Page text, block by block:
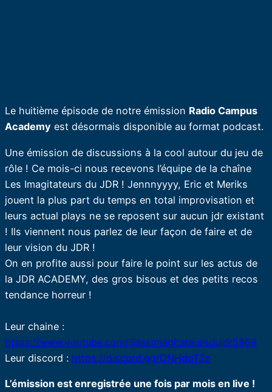
Le huitième épisode de notre émission Radio Campus
Academy est désormais disponible au format podcast.
Une émission de discussions à la cool autour du jeu de
rôle ! Ce mois-ci nous recevons l’équipe de la chaîne
Les Imagitateurs du JDR ! Jennnyyyy, Eric et Meriks
jouent la plus part du temps en total improvisation et
leurs actual plays ne se reposent sur aucun jdr existant
! Ils viennent nous parlez de leur façon de faire et de
leur vision du JDR !
On en profite aussi pour faire le point sur les actus de
la JDR ACADEMY, des gros bisous et des petits recos
tendance horreur !
Leur chaine :
https://www.youtube.com/@lesimagitateursdujdr5869
Leur discord : https://discord.gg/DNHdqT2z
L’émission est enregistrée une fois par mois en live !